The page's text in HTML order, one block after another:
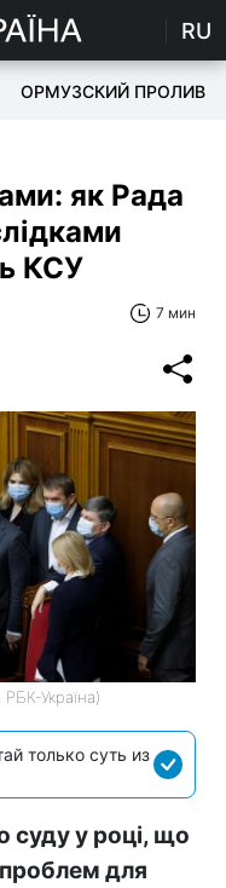
RU
ОРМУЗСКИЙ ПРОЛИВ
як Рада
КСУ
7 мин
Україна)
только суть из
суду у році, що
для